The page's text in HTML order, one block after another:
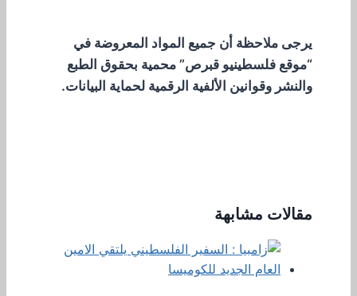
يرجى ملاحظة أن جميع المواد المعروضة في
“موقع فلسطينيو قبرص” محمية بحقوق الطبع
والنشر وقوانين الألفية الرقمية لحماية البيانات.
مقالات مشابهة